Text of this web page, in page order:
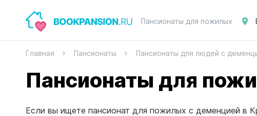
Пансионаты для пожилых
Главная Пансионаты Пансионаты для людей с
Пансионаты для
Если вы ищете пансионат для пожилых с деменцией в